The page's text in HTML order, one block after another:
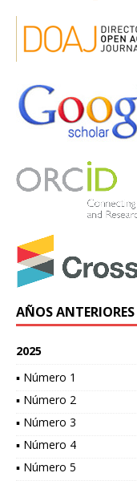
AÑOS ANTERIORES
2025
▪ Número 1
▪ Número 2
▪ Número 3
▪ Número 4
▪ Número 5